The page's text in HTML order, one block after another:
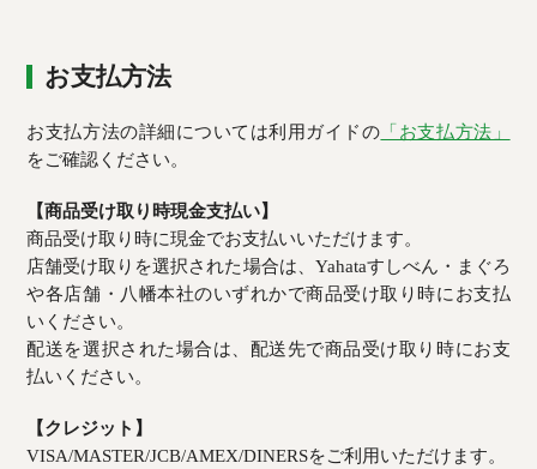
お支払方法
お支払方法の詳細については利用ガイドの 「お支払方法」
をご確認ください。
【商品受け取り時現金支払い】
商品受け取り時に現金でお支払いいただけます。
店舗受け取りを選択された場合は、Yahataすしべん・まぐろ
や各店舗・八幡本社のいずれかで商品受け取り時にお支払
いください。
配送を選択された場合は、配送先で商品受け取り時にお支
払いください。
【クレジット】
VISA/MASTER/JCB/AMEX/DINERSをご利用いただけます。